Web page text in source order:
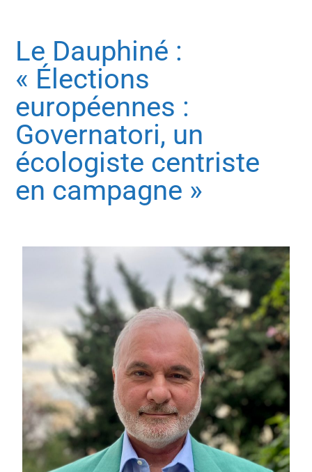
Le Dauphiné :
« Élections
européennes :
Governatori, un
écologiste centriste
en campagne »